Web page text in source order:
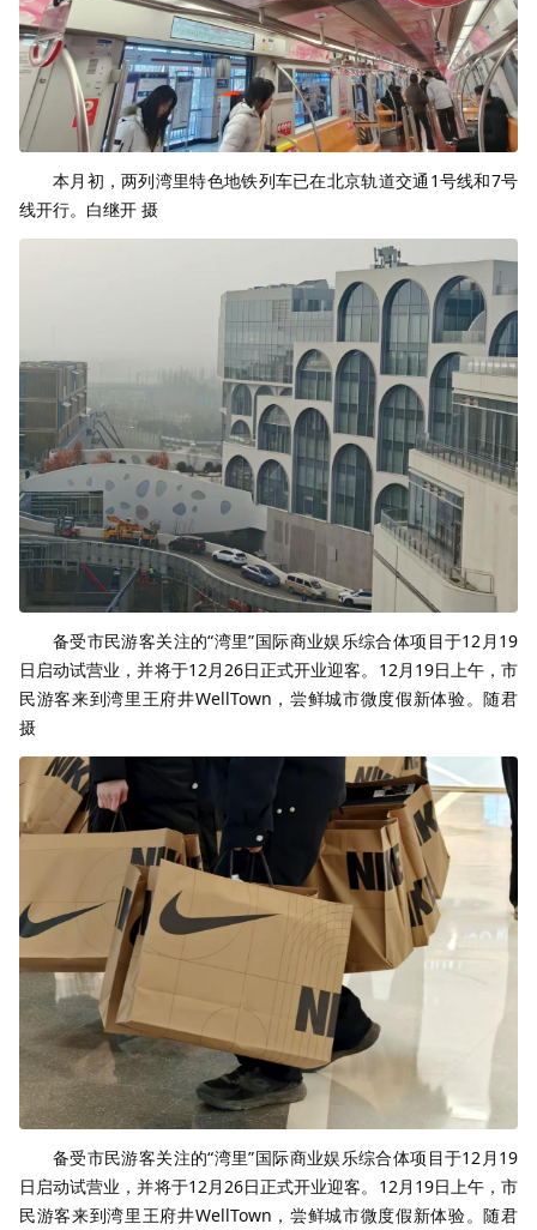
本月初，两列湾里特色地铁列车已在北京轨道交通1号线和7号
线开行。白继开 摄
备受市民游客关注的“湾里”国际商业娱乐综合体项目于12月19
日启动试营业，并将于12月26日正式开业迎客。12月19日上午，市
民游客来到湾里王府井WellTown，尝鲜城市微度假新体验。随君
摄
备受市民游客关注的“湾里”国际商业娱乐综合体项目于12月19
日启动试营业，并将于12月26日正式开业迎客。12月19日上午，市
民游客来到湾里王府井WellTown，尝鲜城市微度假新体验。随君